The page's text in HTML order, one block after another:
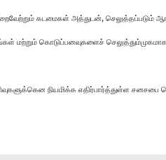
கடமைகள் அத்துடன், செலுத்தப்படும்
மற்றும் கொடுப்பனவுகளைச்
நியமிக்க எதிர்பார்த்துள்ள